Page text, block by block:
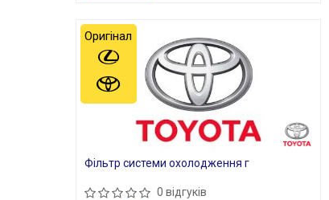
Фільтр системи охолодження г
0 відгуків
Оригінал